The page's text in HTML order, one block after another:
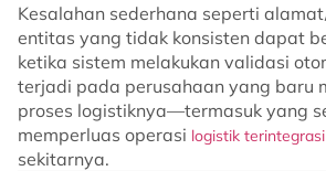
Kesalahan sederhana seperti
entitas yang tidak konsisten dapat
ketika sistem melakukan validasi
terjadi pada perusahaan yang baru
proses logistiknya—termasuk yang
memperluas operasi logistik
sekitarnya.